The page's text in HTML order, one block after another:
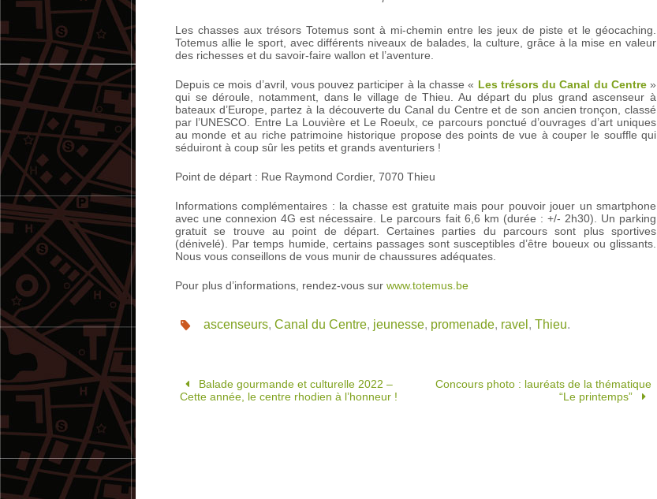
Les chasses aux trésors Totemus sont à mi-chemin entre les jeux de piste et le géocaching.
Totemus allie le sport, avec différents niveaux de balades, la culture, grâce à la mise en valeur
des richesses et du savoir-faire wallon et l’aventure.
Depuis ce mois d’avril, vous pouvez participer à la chasse « Les trésors du Canal du Centre»
qui se déroule, notamment, dans le village de Thieu. Au départ du plus grand ascenseur à
bateaux d’Europe, partez à la découverte du Canal du Centre et de son ancien tronçon, classé
par l’UNESCO. Entre La Louvière et Le Roeulx, ce parcours ponctué d’ouvrages d’art uniques
au monde et au riche patrimoine historique propose des points de vue à couper le souffle qui
séduiront à coup sûr les petits et grands aventuriers !
Point de départ : Rue Raymond Cordier, 7070 Thieu
Informations complémentaires : la chasse est gratuite mais pour pouvoir jouer un smartphone
avec une connexion 4G est nécessaire. Le parcours fait 6,6 km (durée : +/- 2h30). Un parking
gratuit se trouve au point de départ. Certaines parties du parcours sont plus sportives
(dénivelé). Par temps humide, certains passages sont susceptibles d’être boueux ou glissants.
Nous vous conseillons de vous munir de chaussures adéquates.
Pour plus d’informations, rendez-vous sur www.totemus.be
ascenseurs, Canal du Centre, jeunesse, promenade, ravel , Thieu.
Balade gourmande et culturelle 2022 –
Cette année, le centre rhodien à l’honneur !
Concours photo : lauréats de la thématique
“Le printemps”